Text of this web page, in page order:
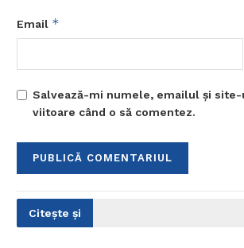
Email *
Salvează-mi numele, emailul și
viitoare când o să comentez.
Citește și